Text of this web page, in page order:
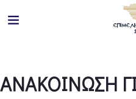
ΑΝΑΚΟΙΝΩΣΗ